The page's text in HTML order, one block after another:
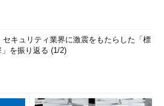
セキュリティ業界に激震をもたらした「標
」を振り返る (1/2)